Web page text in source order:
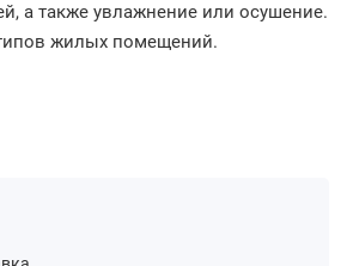
а также увлажнение или осушение.
жилых помещений.